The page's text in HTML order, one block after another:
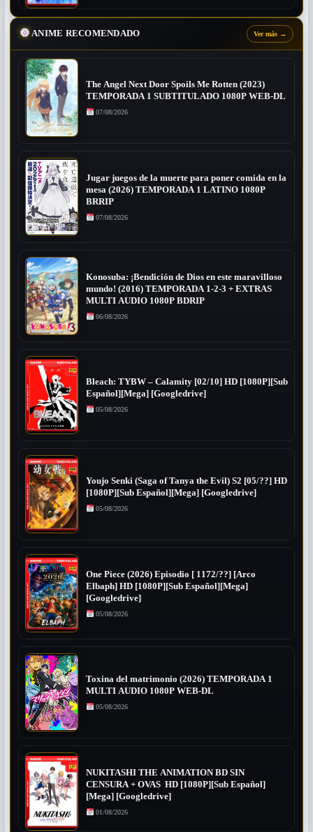
ANIME RECOMENDADO Ver más →
The Angel Next Door Spoils Me Rotten (2023)
TEMPORADA 1 SUBTITULADO 1080P WEB-DL
07/08/2026
Jugar juegos de la muerte para poner comida en la
mesa (2026) TEMPORADA 1 LATINO 1080P
BRRIP
07/08/2026
Konosuba: ¡Bendición de Dios en este maravilloso
mundo! (2016) TEMPORADA 1-2-3 + EXTRAS
MULTI AUDIO 1080P BDRIP
06/08/2026
Bleach: TYBW – Calamity [02/10] HD [1080P][Sub
Español][Mega] [Googledrive]
05/08/2026
Youjo Senki (Saga of Tanya the Evil) S2 [05/??] HD
[1080P][Sub Español][Mega] [Googledrive]
05/08/2026
One Piece (2026) Episodio [ 1172/??] [Arco
Elbaph] HD [1080P][Sub Español][Mega]
[Googledrive]
05/08/2026
Toxina del matrimonio (2026) TEMPORADA 1
MULTI AUDIO 1080P WEB-DL
05/08/2026
NUKITASHI THE ANIMATION BD SIN
CENSURA + OVAS HD [1080P][Sub Español]
[Mega] [Googledrive]
01/08/2026